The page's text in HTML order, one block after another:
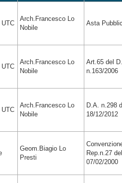
Arch.Francesco Lo
Nobile
Asta
Arch.Francesco Lo
Nobile
Art.65 del
n.163/2006
Arch.Francesco Lo
Nobile
D.A. n.298
18/12/2012
Geom.Biagio Lo
Presti
Rep.n.27 del
07/02/2000